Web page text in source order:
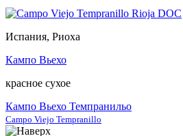
Испания, Риоха
Кампо Вьехо
красное сухое
Кампо Вьехо Темпранильо
Campo Viejo Tempranillo